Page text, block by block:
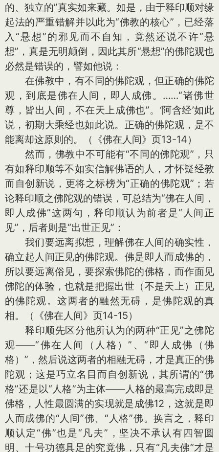
的、独立的”真实如来藏。如是，由于释印顺对缘
起法的严重错解并以此为“佛教的核心”，已经落
入“悬想”的邪见而不自知，竟然还说不许“悬
想”，真是无明颠倒，因此其所“悬想”的佛陀观也
必然是错误的，譬如他说：
在佛教中，有不同的佛陀观，但正确的佛陀
观，到底是佛在人间，即人成佛。……“诸佛世
尊，皆出人间，不在天上成佛也”。‘阿含经’如此
说，初期大乘经也如此说。正确的佛陀观，是不
能离却这原则的。（《佛在人间》页13-14）
然而，佛教中不可能有“不同的佛陀观”，只
有如释印顺等不如实信解佛语的人，才怀疑经教
而自创新说，更将之标榜为“正确的佛陀观”；若
论释印顺之佛陀观的错误，可总结为“佛在人间，
即人成佛”这两句，释印顺认为前者是“人间正
见”，后者则是“出世正见”：
我们要远离拟想，理解佛在人间的确实性，
确立起人间正见的佛陀观。佛是即人而成佛的，
所以要远离俗见，要探索佛陀的佛格，而作面见
佛陀的体验，也就是把握出世（不是天上）正见
的佛陀观。这两者的融然无碍，是佛陀观的真
相。（《佛在人间》页14-15）
释印顺先区分他所认为的两种“正见”之佛陀
观——“佛在人间（人格）”、“即人成佛（佛
格）”，然后说这两者的相融无碍，才是真正的佛
陀观；这是巧立名目而自创新说，其所谓的“佛
格”还是以“人格”为主体——人格的最高完成即是
佛格，人性最圆满的实现就是成佛12，这就是即
人而成佛的“人间”佛、“人格”佛。换言之，释印
顺认定“佛”也是“凡夫”，坚决不承认有四智圆
明、十号功德具足的究竟佛，只有“凡夫佛”才是